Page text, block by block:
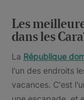
Les
dans les
La République
l'un des endroits
vacances. C'est